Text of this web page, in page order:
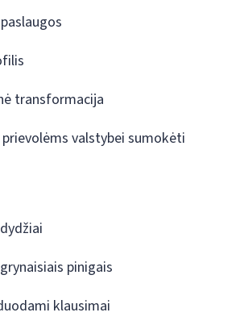
transformacija
prievolėms valstybei sumokėti
pinigais
klausimai